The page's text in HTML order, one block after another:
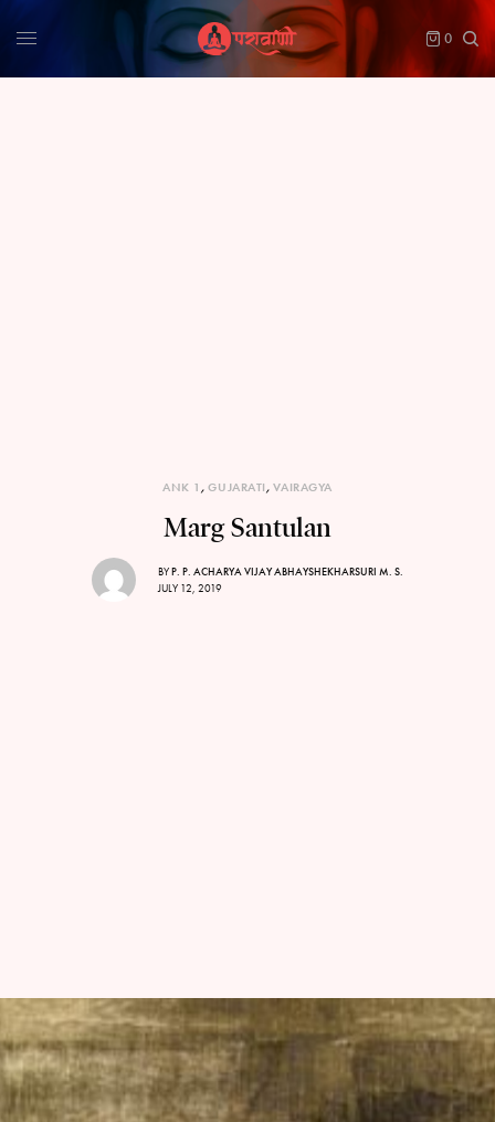
0
ANK 1 , GUJARATI, VAIRAGYA
Marg Santulan
BYP. P. ACHARYA VIJAY ABHAYSHEKHARSURI M. S.
JULY 12, 2019